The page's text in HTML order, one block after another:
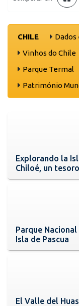
CHILE
Dados
Vinhos do Chile
Parque Termal
Património
Explorando la
Chiloé, un
Parque
Isla de Pascua
El Valle del